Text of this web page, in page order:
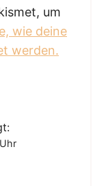
um
wie deine
werden.